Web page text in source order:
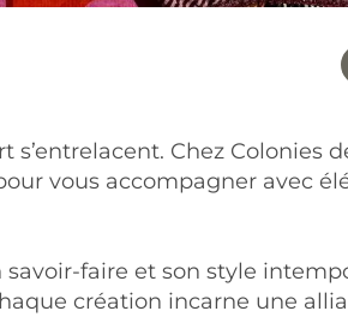
Chez Colonies
vous accompagner avec
faire et son style
création incarne une